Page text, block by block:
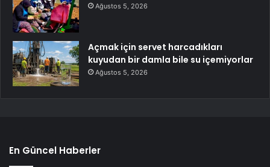
Ağustos 5, 2026
Açmak için servet harcadıkları
kuyudan bir damla bile su içemiyorlar
Ağustos 5, 2026
En Güncel Haberler